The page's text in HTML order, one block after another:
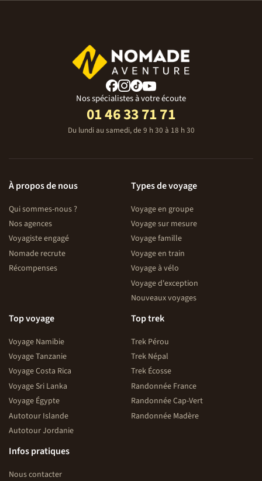
Nos spécialistes à votre écoute
01 46 33 71 71
Du lundi au samedi, de 9 h 30 à 18 h 30
À propos de nous
Qui sommes-nous ?
Nos agences
Voyagiste engagé
Nomade recrute
Récompenses
Types de voyage
Voyage en groupe
Voyage sur mesure
Voyage famille
Voyage en train
Voyage à vélo
Voyage d'exception
Nouveaux voyages
Top voyage
Voyage Namibie
Voyage Tanzanie
Voyage Costa Rica
Voyage Sri Lanka
Voyage Égypte
Autotour Islande
Autotour Jordanie
Top trek
Trek Pérou
Trek Népal
Trek Écosse
Randonnée France
Randonnée Cap-Vert
Randonnée Madère
Infos pratiques
Nous contacter